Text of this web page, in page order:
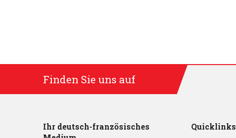
Finden Sie uns auf
Ihr deutsch-französisches
Quicklinks